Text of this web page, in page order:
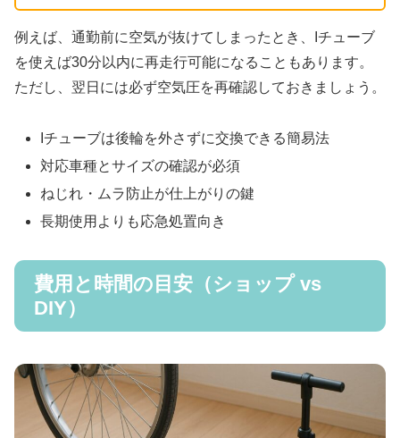
例えば、通勤前に空気が抜けてしまったとき、Iチューブ
を使えば30分以内に再走行可能になることもあります。
ただし、翌日には必ず空気圧を再確認しておきましょう。
Iチューブは後輪を外さずに交換できる簡易法
対応車種とサイズの確認が必須
ねじれ・ムラ防止が仕上がりの鍵
長期使用よりも応急処置向き
費用と時間の目安（ショップ vs
DIY）